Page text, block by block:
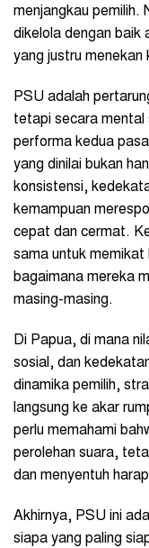
menjangkau pemilih.
dikelola dengan baik
yang justru menekan
PSU adalah
tetapi secara mental
performa kedua
yang dinilai bukan
konsistensi,
kemampuan
cepat dan cermat.
sama untuk
bagaimana mereka
masing-masing.
Di Papua, di mana
sosial, dan
dinamika pemilih,
langsung ke akar
perlu memahami
perolehan suara,
dan menyentuh
Akhirnya, PSU ini
siapa yang paling